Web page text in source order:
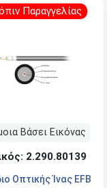
Παραγγελίας
Βάσει Εικόνας
2.290.80139
Οπτικής Ίνας EFB